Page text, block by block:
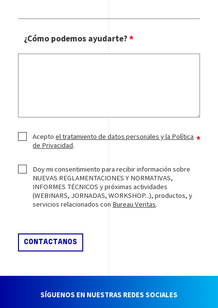
¿Cómo podemos ayudarte?
Aceptoel tratamiento de datos personales y la Política
de Privacidad.
Doy mi consentimiento para recibir información sobre
NUEVAS REGLAMENTACIONES Y NORMATIVAS,
INFORMES TÉCNICOS y próximas actividades
(WEBINARS, JORNADAS, WORKSHOP...), productos, y
servicios relacionados con Bureau Veritas.
SÍGUENOS EN NUESTRAS REDES SOCIALES